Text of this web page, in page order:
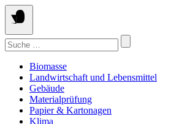
Springe
zum
Inhalt
Suchen
nach:
Biomasse
Landwirtschaft und Lebensmittel
Gebäude
Materialprüfung
Papier & Kartonagen
Klima